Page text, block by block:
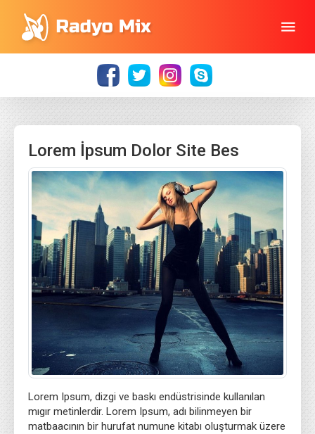
Lorem İpsum Dolor Site Bes
Lorem Ipsum, dizgi ve baskı endüstrisinde kullanılan
mıgır metinlerdir. Lorem Ipsum, adı bilinmeyen bir
matbaacının bir hurufat numune kitabı oluşturmak üzere